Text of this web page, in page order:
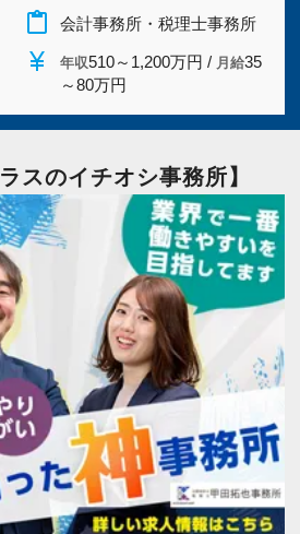
静岡県(2)
三重県(2)
(2)
和歌山県(2)
島根県(2)
広島県(5)
徳島県(4)
愛媛県(2)
content_paste 会計事務所・税理士事務所
currency_yen 年収510～1,200万円 / 月給35
～80万円
スのイチオシ事務所】